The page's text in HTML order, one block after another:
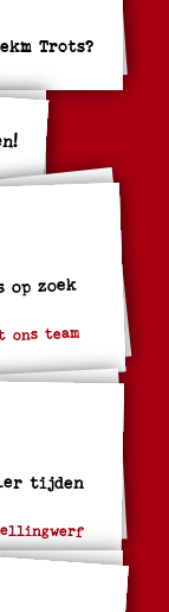
Trots?
op zoek
ons team
tijden